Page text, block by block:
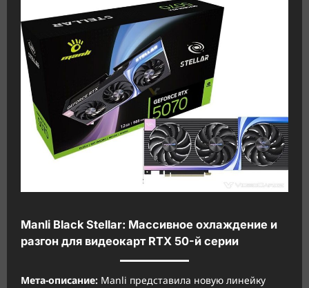
Manli Black Stellar: Массивное охлаждение и
разгон для видеокарт RTX 50-й серии
Мета-описание: Manli представила новую линейку